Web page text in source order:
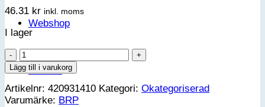
Webshop
Kontakt
46.31 kr inkl. moms
I lager
O-
Ring
mängd
Lägg till i varukorg
Artikelnr: 420931410 Kategori: Okategoriserad
Varumärke: BRP